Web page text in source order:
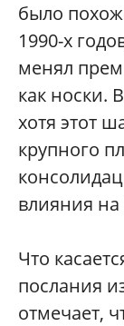
было
1990-х
менял
как носки.
хотя этот
крупного
влияния на
Что
послания
отмечает,